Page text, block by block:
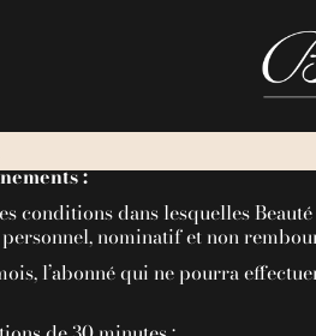
Conditions
:
dans lesquelles Beauté
nominatif et non
l’abonné qui ne pourra